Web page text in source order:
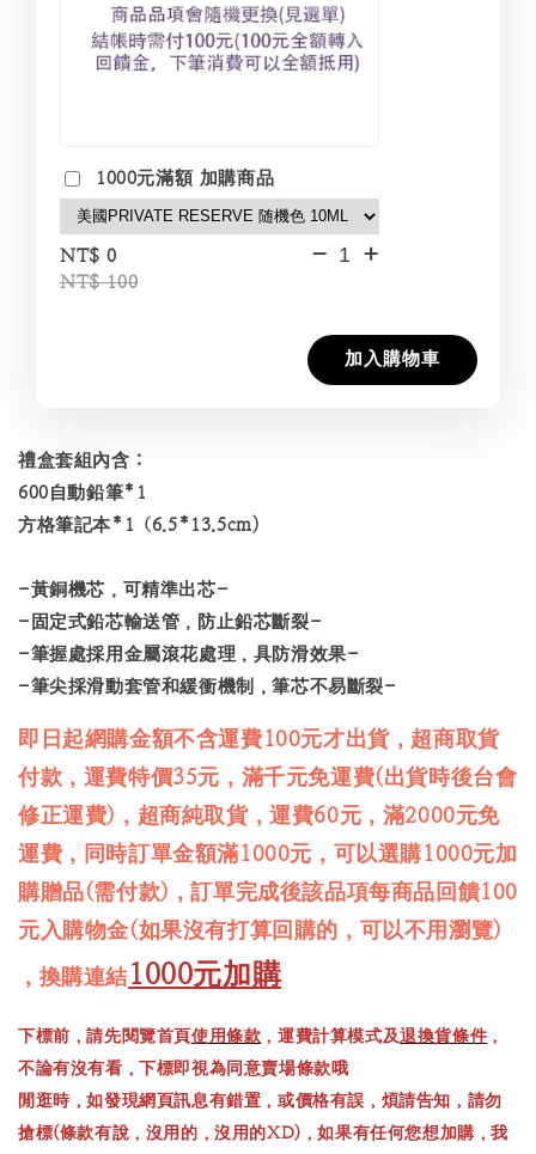
1000元滿額 加購商品
NT$ 0
NT$ 100
- +
加入購物車
禮盒套組內含：
600自動鉛筆*1
方格筆記本*1（6.5*13.5cm)
-黃銅機芯，可精準出芯-
-固定式鉛芯輸送管，防止鉛芯斷裂-
-筆握處採用金屬滾花處理，具防滑效果-
-筆尖採滑動套管和緩衝機制，筆芯不易斷裂-
即日起網購金額不含運費100元才出貨，超商取貨
付款，運費特價35元，滿千元免運費(出貨時後台會
修正運費)，超商純取貨，運費60元，滿2000元免
運費，同時訂單金額滿1000元，可以選購1000元加
購贈品(需付款)，訂單完成後該品項每商品回饋100
元入購物金(如果沒有打算回購的，可以不用瀏覽)
，換購連結1000元加購
下標前，請先閱覽首頁使用條款 ，運費計算模式及退換貨條件 ，
不論有沒有看，下標即視為同意賣場條款哦
閒逛時，如發現網頁訊息有錯置，或價格有誤，煩請告知，請勿
搶標(條款有說，沒用的，沒用的XD)，如果有任何您想加購，我